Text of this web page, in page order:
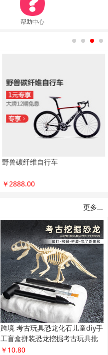
帮助中心
野兽碳纤维自行车
￥2888.00
更多...
跨境 考古玩具恐龙化石儿童diy手
工盲盒拼装恐龙挖掘考古玩具批
发
￥10.80